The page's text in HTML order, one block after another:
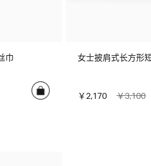
巾 女士披肩式长方形
￥2,170 ￥3,100